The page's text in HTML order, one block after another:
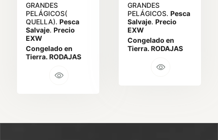
GRANDES
PELÁGICOS(
QUELLA). Pesca
Salvaje. Precio
EXW
Congelado en
Tierra. RODAJAS
GRANDES
PELÁGICOS. Pesca
Salvaje. Precio
EXW
Congelado en
Tierra. RODAJAS